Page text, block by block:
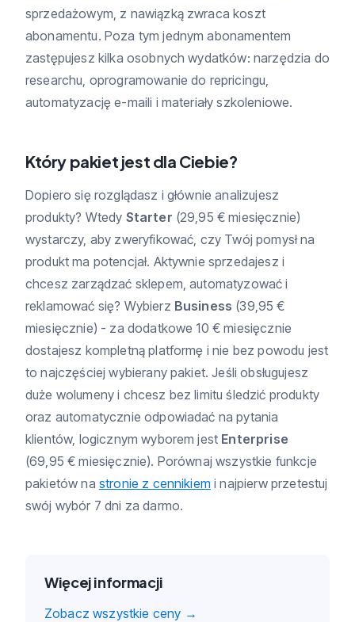
sprzedażowym, z nawiązką zwraca koszt
abonamentu. Poza tym jednym abonamentem
zastępujesz kilka osobnych wydatków: narzędzia do
researchu, oprogramowanie do repricingu,
automatyzację e-maili i materiały szkoleniowe.
Który pakiet jest dla Ciebie?
Dopiero się rozglądasz i głównie analizujesz
produkty? Wtedy Starter (29,95 € miesięcznie)
wystarczy, aby zweryfikować, czy Twój pomysł na
produkt ma potencjał. Aktywnie sprzedajesz i
chcesz zarządzać sklepem, automatyzować i
reklamować się? Wybierz Business (39,95 €
miesięcznie) - za dodatkowe 10 € miesięcznie
dostajesz kompletną platformę i nie bez powodu jest
to najczęściej wybierany pakiet. Jeśli obsługujesz
duże wolumeny i chcesz bez limitu śledzić produkty
oraz automatycznie odpowiadać na pytania
klientów, logicznym wyborem jest Enterprise
(69,95 € miesięcznie). Porównaj wszystkie funkcje
pakietów na stronie z cennikiem i najpierw przetestuj
swój wybór 7 dni za darmo.
Więcej informacji
Zobacz wszystkie ceny →